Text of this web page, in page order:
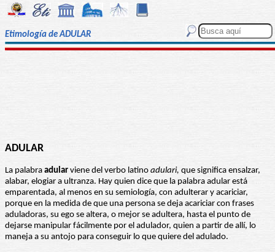
Etimología de ADULAR
ADULAR
La palabra adular viene del verbo latino adulari, que significa ensalzar,
alabar, elogiar a ultranza. Hay quien dice que la palabra adular está
emparentada, al menos en su semiología, con adulterar y acariciar,
porque en la medida de que una persona se deja acariciar con frases
aduladoras, su ego se altera, o mejor se adultera, hasta el punto de
dejarse manipular fácilmente por el adulador, quien a partir de allí, lo
maneja a su antojo para conseguir lo que quiere del adulado.